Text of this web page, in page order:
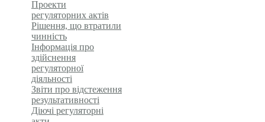
Проекти
регуляторних актів
Рішення, що втратили
чинність
Інформація про
здійснення
регуляторної
діяльності
Звіти про відстеження
результативності
Діючі регуляторні